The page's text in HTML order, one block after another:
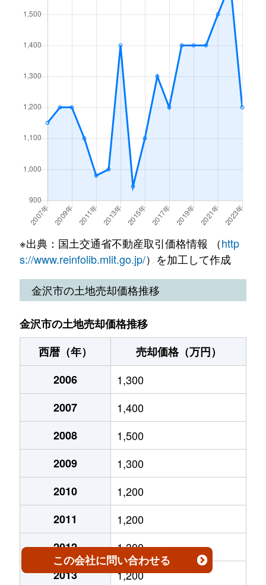
長町
徒歩19分
徒歩26分
1,200万円
2,100万円 東金沢
鳴和
2,000万円 東金沢
680万円 金沢
380万円
東御影町
1,200万円 金沢
徒歩45分
東山
1,100万円 金沢
徒歩21分
東山
1,200万円 金沢
徒歩26分
彦三町
500万円 金沢
彦三町
140万円 金沢
彦三町
1,800万円 金沢
徒歩25分
彦三町
250万円 金沢
4,900万円 金沢
4,000万円 金沢
平和町
850万円 金沢
1,500万円 金沢
堀川新町
4,300万円 金沢
本多町
200万円 金沢
徒歩45分
本多町
200万円 金沢
850万円 金沢
1,000万円 西金沢
押野
1,000万円 西金沢
徒
尾張町
15,000万円
尾張町
3,700万円
笠舞
1,400万円 金沢
徒
笠舞
1,400万円 金沢
片町
1,100万円 金沢
桂町
1,500万円
桂町
1,500万円 金沢
徒
桂町
1,400万円 金沢
徒
金石西
金石本町
1,400万円
金石本町
1,400万円
上荒屋
2,900万円
上荒屋
1,000万円
上荒屋
2,500万円 金沢
入江
岩出町
540万円 森本
畝田中
1,400万円 金沢
畝田中
1,000万円 西金沢
徒
畝田西
2,800万円
畝田東
3,300万円
400万円
駅西本町
7,300万円 金沢
円光寺
10万円 金沢
円光寺
1,800万円 金沢
徒
円光寺本町
450万円 金沢
徒
扇町
2,100万円 金沢
徒
大浦町
1,800万円 金沢
徒
大桑町
850万円 金沢
徒
大手町
13,000万円 金沢
徒
大友
2,600万円 金沢
徒
大額
3,000万円 金沢
徒
大額町
150万円 金沢
徒
大野町
2,300万円 金沢
徒
大野町
550万円 金沢
徒
※出典：国土交通省不動産取引価格情報 （http
s://www.reinfolib.mlit.go.jp/）を加工して作成
金沢市の土地売却価格推移
金沢市の土地売却価格推移
西暦（年）
売却価格（万円）
2006
1,300
2007
1,400
2008
1,500
2009
1,300
2010
1,200
2011
1,200
2012
1,300
2013
1,200
この会社に問い合わせる